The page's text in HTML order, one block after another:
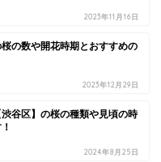
2023年11月16日
の数や開花時期とおすすめの
2023年12月29日
谷区】の桜の種類や見頃の時
2024年8月25日